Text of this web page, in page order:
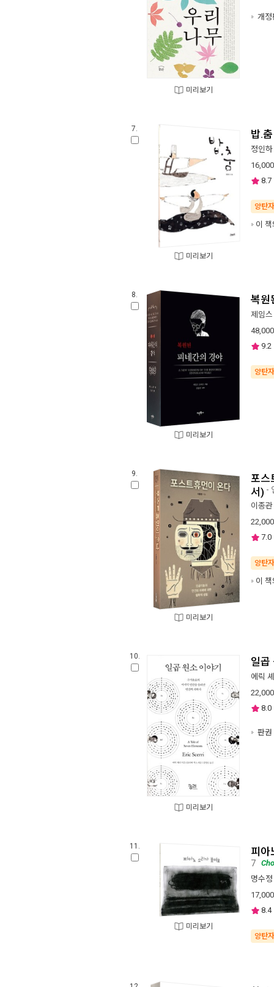
미리보기
개정
7.
미리보기
밥.춤
정인하
16,000
8.7
양탄
이
8.
미리보기
복원
제임
48,000
9.2
양탄
9.
미리보기
포스
서) -
이종관
22,000
7.0
양탄
이
10.
미리보기
일곱
에릭
22,000
8.0
판권
11.
미리보기
피아
7
명수정
17,000
8.4
양탄